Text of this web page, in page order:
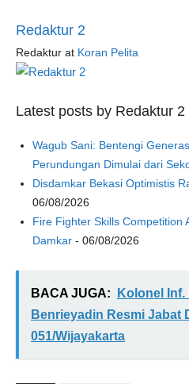
Redaktur 2
Redaktur at Koran Pelita
Latest posts by Redaktur 2
Wagub Sani: Bentengi
Perundungan Dimulai dari
Disdamkar Bekasi Optimistis
06/08/2026
Fire Fighter Skills Competition
Damkar - 06/08/2026
BACA JUGA:
Kolonel Inf.
Benrieyadin Resmi Jabat
051/Wijayakarta